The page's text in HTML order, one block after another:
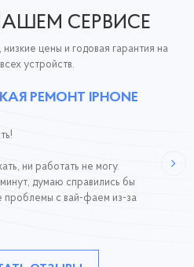
СЕРВИСЕ
цены и годовая гарантия на
устройств.
РЕМОНТ IPHONE
ни работать не могу.
думаю справились бы
с вай-фаем из-за